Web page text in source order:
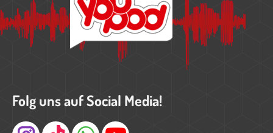
Folg uns auf Social Media!